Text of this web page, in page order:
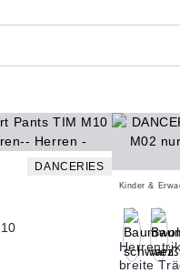
DANCERIES
Kinder &
breite